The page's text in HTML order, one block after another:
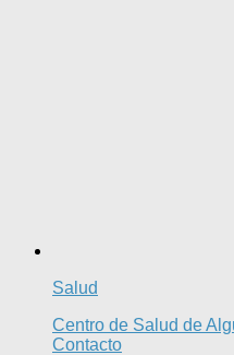
Salud
Centro de Salud de
Contacto